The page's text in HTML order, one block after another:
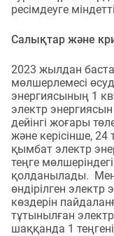
ресімдеуге
Салықтар және
2023 жылдан
мөлшерлемесі
энергиясының 1
электр
дейінгі жоғары
және керісінше,
қымбат электр
теңге
қолданылады.
өндірілген
көздерін
тұтынылған
шаққанда 1